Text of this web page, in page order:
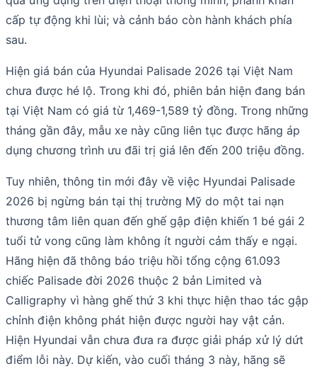
cấp tự động khi lùi; và cảnh báo còn hành khách phía
sau.
Hiện giá bán của Hyundai Palisade 2026 tại Việt Nam
chưa được hé lộ. Trong khi đó, phiên bản hiện đang bán
tại Việt Nam có giá từ 1,469-1,589 tỷ đồng. Trong những
tháng gần đây, mẫu xe này cũng liên tục được hãng áp
dụng chương trình ưu đãi trị giá lên đến 200 triệu đồng.
Tuy nhiên, thông tin mới đây về việc Hyundai Palisade
2026 bị ngừng bán tại thị trường Mỹ do một tai nạn
thương tâm liên quan đến ghế gập điện khiến 1 bé gái 2
tuổi tử vong cũng làm không ít người cảm thấy e ngại.
Hãng hiện đã thông báo triệu hồi tổng cộng 61.093
chiếc Palisade đời 2026 thuộc 2 bản Limited và
Calligraphy vì hàng ghế thứ 3 khi thực hiện thao tác gập
chỉnh điện không phát hiện được người hay vật cản.
Hiện Hyundai vẫn chưa đưa ra được giải pháp xử lý dứt
điểm lỗi này. Dự kiến, vào cuối tháng 3 này, hãng sẽ